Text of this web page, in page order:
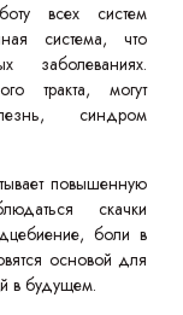
всех систем
система, что
заболеваниях.
тракта, могут
синдром
повышенную
скачки
боли в
основой для
в будущем.